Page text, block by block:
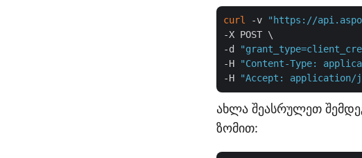
curl -v "https://
-X POST \
-d
-H
"Content-Type:
-H
"Accept: application/
ახლა შეასრულეთ
ზომით: